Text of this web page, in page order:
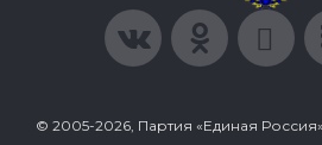
© 2005-2026, Партия «Единая